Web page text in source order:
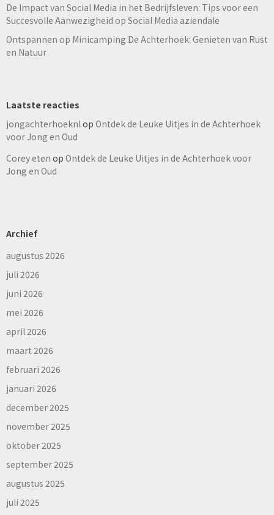
De Impact van Social Media in het Bedrijfsleven: Tips voor een
Succesvolle Aanwezigheid op Social Media aziendale
Ontspannen op Minicamping De Achterhoek: Genieten van Rust
en Natuur
Laatste reacties
jongachterhoeknl op Ontdek de Leuke Uitjes in de Achterhoek
voor Jong en Oud
Corey eten op Ontdek de Leuke Uitjes in de Achterhoek voor
Jong en Oud
Archief
augustus 2026
juli 2026
juni 2026
mei 2026
april 2026
maart 2026
februari 2026
januari 2026
december 2025
november 2025
oktober 2025
september 2025
augustus 2025
juli 2025